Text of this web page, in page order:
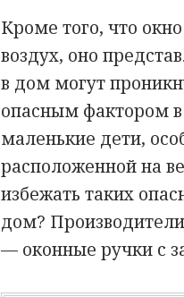
Кроме того, что
воздух, оно
в дом могут
опасным фактором
маленькие дети,
расположенной на
избежать таких
дом?
— оконные ручки с